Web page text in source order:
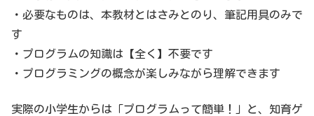
・必要なものは、本教材とはさみとのり、筆記用具のみで
す
・プログラムの知識は【全く】不要です
・プログラミングの概念が楽しみながら理解できます
実際の小学生からは「プログラムって簡単！」と、知育ゲ